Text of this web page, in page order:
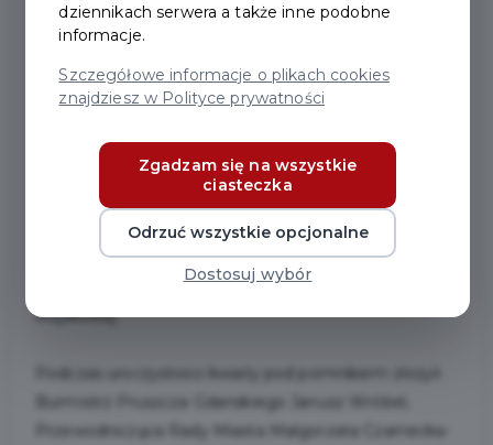
SOWIECKIEJ NA POLSKĘ
I ŚWIATOWY DZIEŃ
SYBIRAKA
17 września 2024 r. pod pomnikiem Ofiar Zbrodni
Katyńskiej przy ulicy Wita Stwosza w Pruszczu
Gdańskim miały miejsce obchody 85. Rocznicy agresji
sowieckiej na Polskę i Światowego Dnia
Sybiraka. Uroczystości odbyły się przy asyście
wojskowej.
Burmistrz Pruszcza Gdańskiego Janusz Wróbel,
Przewodnicząca Rady Miasta Małgorzata Czarnecka-
dziennikach serwera a także inne podobne
informacje.
Szczegółowe informacje o plikach cookies
znajdziesz w Polityce prywatności
Zgadzam się na wszystkie
ciasteczka
Odrzuć wszystkie opcjonalne
Dostosuj wybór